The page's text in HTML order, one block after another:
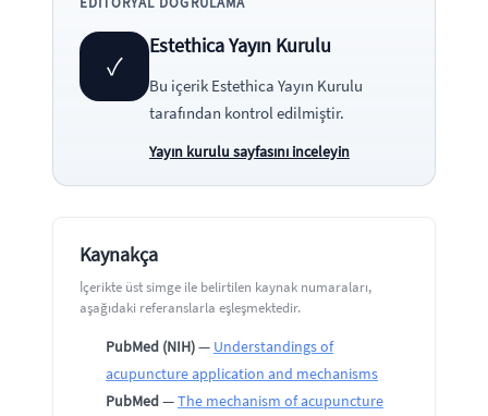
✓
Estethica Yayın Kurulu
Bu içerik Estethica Yayın Kurulu
tarafından kontrol edilmiştir.
Yayın kurulu sayfasını inceleyin
Kaynakça
İçerikte üst simge ile belirtilen kaynak numaraları,
aşağıdaki referanslarla eşleşmektedir.
PubMed (NIH)— Understandings of
acupuncture application and mechanisms
PubMed—The mechanism of acupuncture